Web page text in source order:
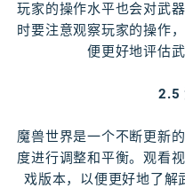
玩家的操作水平也会对武
时要注意观察玩家的操作
便更好地评估
2.5
魔兽世界是一个不断更新
度进行调整和平衡。观看
戏版本，以便更好地了解